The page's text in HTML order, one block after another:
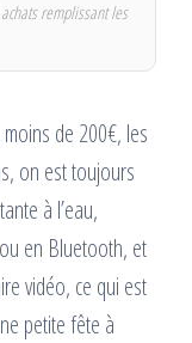
remplissant les
de 200€, les
on est toujours
à l’eau,
en Bluetooth, et
vidéo, ce qui est
petite fête à